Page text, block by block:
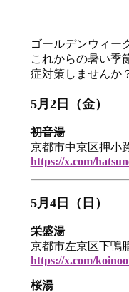
ゴールデンウィー
これからの暑い季
症対策しませんか
5月2日（金）
初音湯
京都市中京区押小
https://x.com/
5月4日（日）
栄盛湯
京都市左京区下鴨
https://x.com/
桜湯